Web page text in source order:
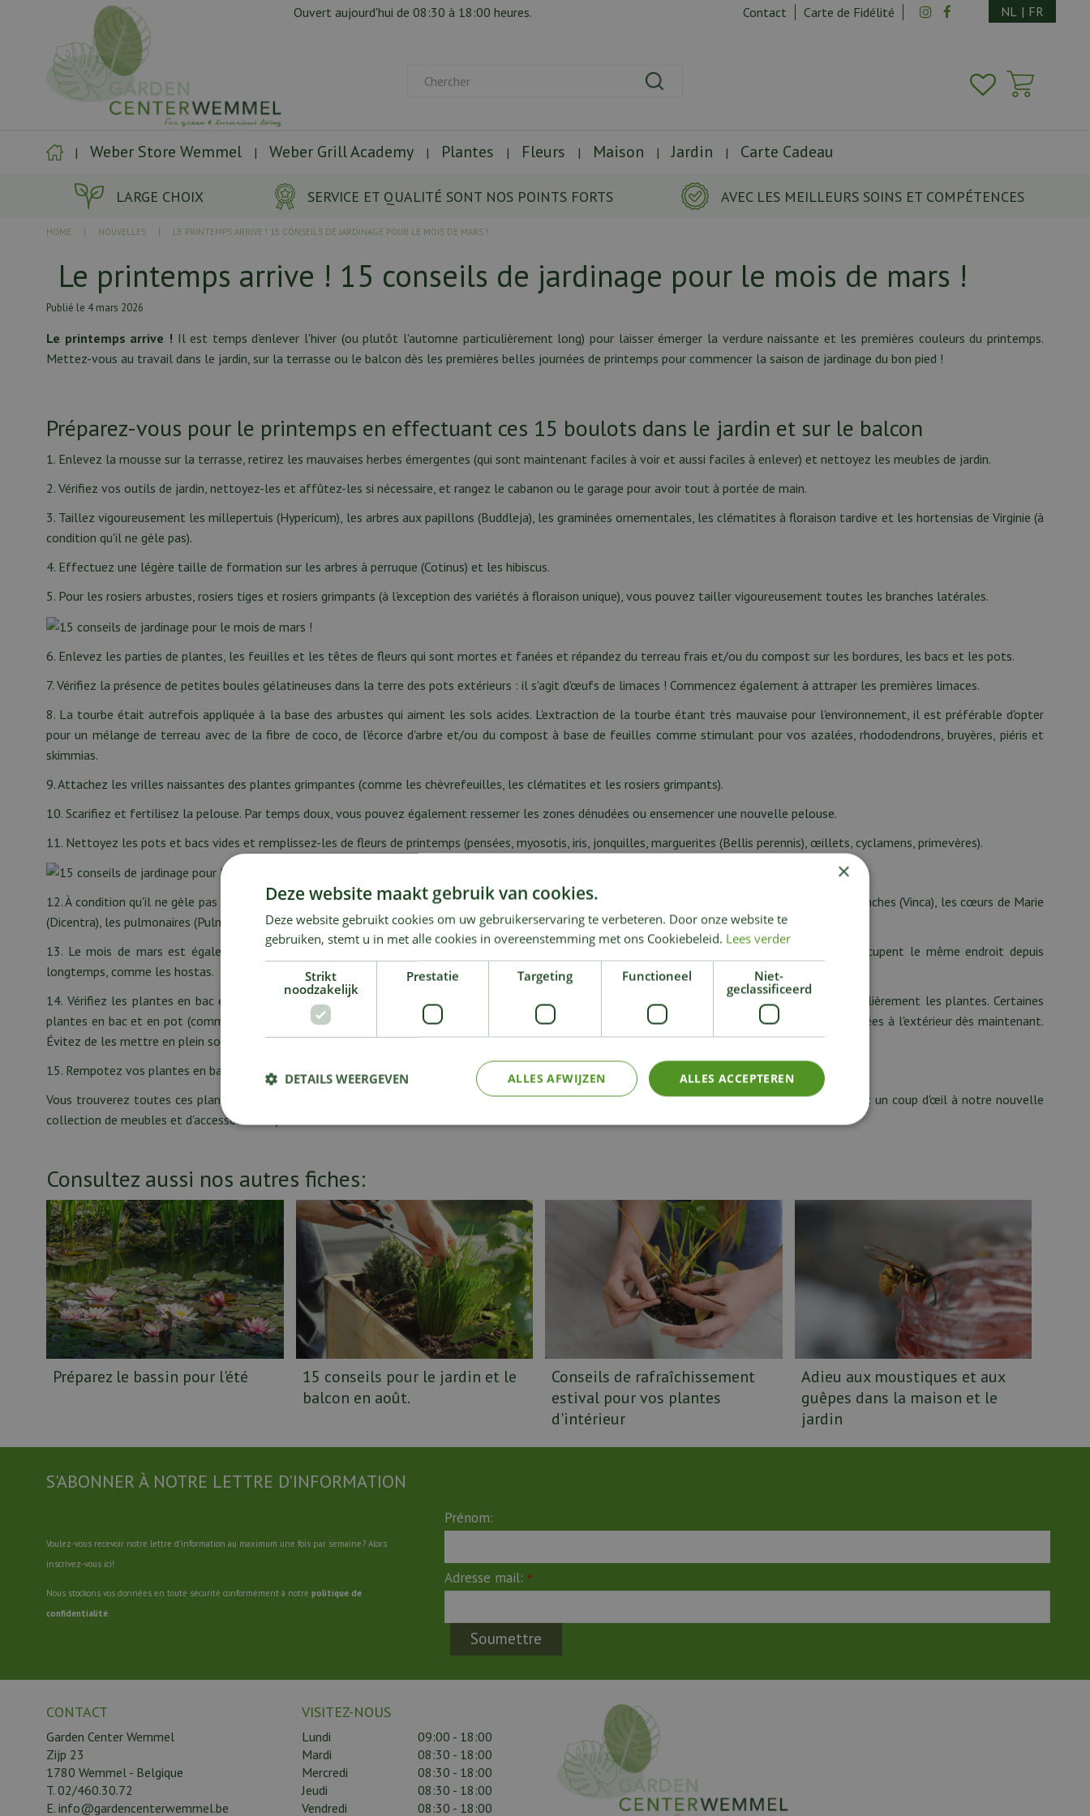
LARGE CHOIX SERVICE ET QUALITÉ SONT NOS POINTS FORTS AVEC LES MEILLEURS SOINS ET COMPÉTENCES
HOME NOUVELLES LE PRINTEMPS ARRIVE ! 15 CONSEILS DE JARDINAGE POUR LE MOIS DE MARS !
Ouvert aujourd'hui de 08:30 à 18:00 heures. Contact Carte de Fidélité NL | FR
Weber Store Wemmel Weber Grill Academy Plantes Fleurs Maison Jardin Carte Cadeau
Le printemps arrive ! 15 conseils de jardinage pour le mois de mars !
Publié le 4 mars 2026
Le printemps arrive ! Il est temps d'enlever l'hiver (ou plutôt l'automne particulièrement long) pour laisser émerger la verdure naissante et les premières couleurs du printemps.
Mettez-vous au travail dans le jardin, sur la terrasse ou le balcon dès les premières belles journées de printemps pour commencer la saison de jardinage du bon pied !
Préparez-vous pour le printemps en effectuant ces 15 boulots dans le jardin et sur le balcon
1. Enlevez la mousse sur la terrasse, retirez les mauvaises herbes émergentes (qui sont maintenant faciles à voir et aussi faciles à enlever) et nettoyez les meubles de jardin.
2. Vérifiez vos outils de jardin, nettoyez-les et affûtez-les si nécessaire, et rangez le cabanon ou le garage pour avoir tout à portée de main.
3. Taillez vigoureusement les millepertuis (Hypericum), les arbres aux papillons (Buddleja), les graminées ornementales, les clématites à floraison tardive et les hortensias de Virginie (à
condition qu'il ne gèle pas).
4. Effectuez une légère taille de formation sur les arbres à perruque (Cotinus) et les hibiscus.
5. Pour les rosiers arbustes, rosiers tiges et rosiers grimpants (à l'exception des variétés à floraison unique), vous pouvez tailler vigoureusement toutes les branches latérales.
6. Enlevez les parties de plantes, les feuilles et les têtes de fleurs qui sont mortes et fanées et répandez du terreau frais et/ou du compost sur les bordures, les bacs et les pots.
7. Vérifiez la présence de petites boules gélatineuses dans la terre des pots extérieurs : il s'agit d'œufs de limaces ! Commencez également à attraper les premières limaces.
8. La tourbe était autrefois appliquée à la base des arbustes qui aiment les sols acides. L'extraction de la tourbe étant très mauvaise pour l'environnement, il est préférable d'opter
pour un mélange de terreau avec de la fibre de coco, de l'écorce d'arbre et/ou du compost à base de feuilles comme stimulant pour vos azalées, rhododendrons, bruyères, piéris et
skimmias.
9. Attachez les vrilles naissantes des plantes grimpantes (comme les chèvrefeuilles, les clématites et les rosiers grimpants).
10. Scarifiez et fertilisez la pelouse. Par temps doux, vous pouvez également ressemer les zones dénudées ou ensemencer une nouvelle pelouse.
11. Nettoyez les pots et bacs vides et remplissez-les de fleurs de printemps (pensées, myosotis, iris, jonquilles, marguerites (Bellis perennis), œillets, cyclamens, primevères).
12. À condition qu'il ne gèle pas et que le sol ne soit pas gelé, vous pouvez planter des plantes à floraison précoce dans le jardin, telles que les pervenches (Vinca), les cœurs de Marie
(Dicentra), les pulmonaires (Pulmonaria), les bergénies (Bergenia) et les anémones pulsatilles (Pulsatilla).
13. Le mois de mars est également idéal pour planter des rosiers et des arbustes à baies et pour diviser ou séparer des plantes vivaces qui occupent le même endroit depuis
longtemps, comme les hostas.
14. Vérifiez les plantes en bac et en pot qui hivernent. Enlevez les feuilles sèches ou malades et vérifiez qu'elles ne se dessèchent pas. Aérez régulièrement les plantes. Certaines
plantes en bac et en pot (comme le laurier-rose et le laurier) peuvent résister aux gelées nocturnes de quelques degrés et peuvent donc être installées à l'extérieur dès maintenant.
Évitez de les mettre en plein soleil tout de suite, car les feuilles risquent de brûler.
15. Rempotez vos plantes en bac, vos plantes en pot et vos plantes d'intérieur si elles se trouvent dans le même sol depuis un ou deux ans.
Vous trouverez toutes ces plantes ainsi que les pots, le terreau et les outils nécessaires dans notre jardinerie à Wemmel. Pendant votre visite, jetez un coup d'œil à notre nouvelle
collection de meubles et d'accessoires de jardin !
Consultez aussi nos autres fiches:
Préparez le bassin pour l'été
15 conseils pour le jardin et le
balcon en août.
Conseils de rafraîchissement
estival pour vos plantes
d'intérieur
Adieu aux moustiques et aux
guêpes dans la maison et le
jardin
S'ABONNER À NOTRE LETTRE D'INFORMATION
Voulez-vous recevoir notre lettre d'information au maximum une fois par semaine? Alors
inscrivez-vous ici!
Nous stockons vos données en toute sécurité conformément à notre politique de
confidentialité.
Prénom:
Adresse mail: *
CONTACT
Garden Center Wemmel
Zijp 23
1780 Wemmel - Belgique
T. 02/460.30.72
E. info@gardencenterwemmel.be
VISITEZ-NOUS
Lundi
09:00 - 18:00
Mardi
08:30 - 18:00
Mercredi
08:30 - 18:00
Jeudi
08:30 - 18:00
Vendredi
08:30 - 18:00
×
Deze website maakt gebruik van cookies.
Deze website gebruikt cookies om uw gebruikerservaring te verbeteren. Door onze website te
gebruiken, stemt u in met alle cookies in overeenstemming met ons Cookiebeleid. Lees verder
Strikt
noodzakelijk
Prestatie Targeting Functioneel
Niet-
geclassificeerd
ALLES ACCEPTEREN
ALLES AFWIJZEN
DETAILS WEERGEVEN